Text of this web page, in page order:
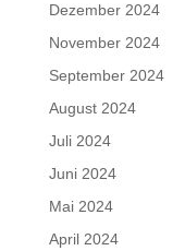
Dezember 2024
November 2024
September 2024
August 2024
Juli 2024
Juni 2024
Mai 2024
April 2024